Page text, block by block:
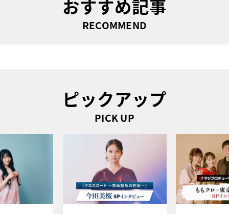
おすすめ記事
RECOMMEND
ピックアップ
PICK UP